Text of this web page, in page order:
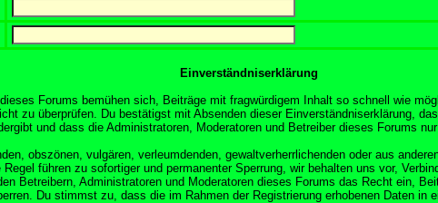
Einverständniserklärung
Forums bemühen sich, Beiträge mit fragwürdigem Inhalt so schnell wie
zu überprüfen. Du bestätigst mit Absenden dieser Einverständniserklärung,
und dass die Administratoren, Moderatoren und Betreiber dieses Forums
obszönen, vulgären, verleumdenden, gewaltverherrlichenden oder aus
führen zu sofortiger und permanenter Sperrung, wir behalten uns vor,
Betreibern, Administratoren und Moderatoren dieses Forums das Recht ein,
Du stimmst zu, dass die im Rahmen der Registrierung erhobenen Daten in